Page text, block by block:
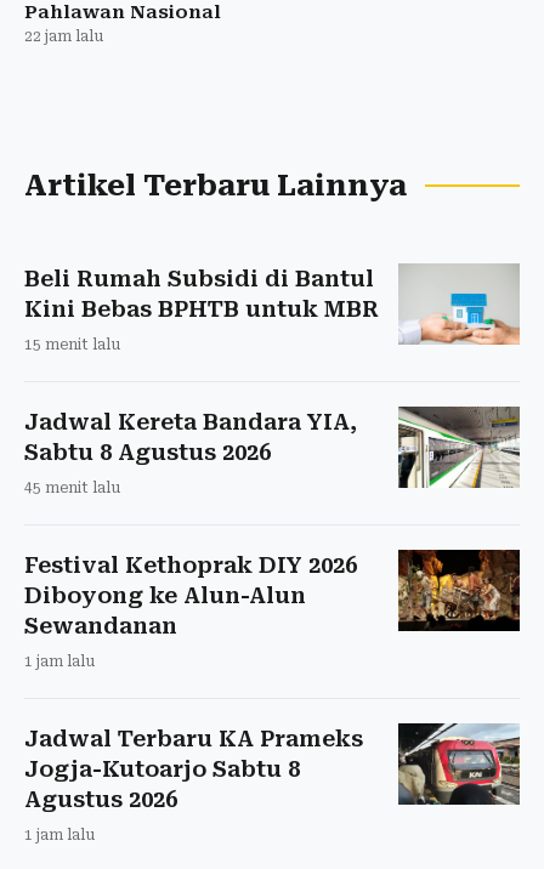
Pahlawan Nasional
22 jam lalu
Artikel Terbaru Lainnya
Beli Rumah Subsidi di Bantul
Kini Bebas BPHTB untuk MBR
15 menit lalu
Jadwal Kereta Bandara YIA,
Sabtu 8 Agustus 2026
45 menit lalu
Festival Kethoprak DIY 2026
Diboyong ke Alun-Alun
Sewandanan
1 jam lalu
Jadwal Terbaru KA Prameks
Jogja-Kutoarjo Sabtu 8
Agustus 2026
1 jam lalu